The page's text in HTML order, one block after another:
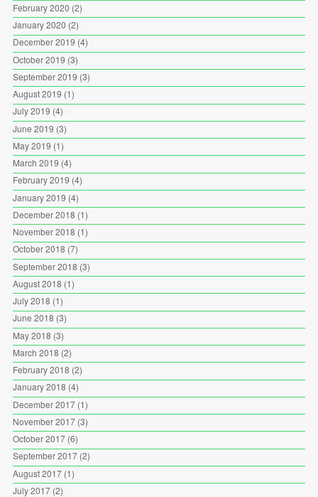
February 2020 (2)
January 2020 (2)
December 2019 (4)
October 2019 (3)
September 2019 (3)
August 2019 (1)
July 2019 (4)
June 2019 (3)
May 2019 (1)
March 2019 (4)
February 2019 (4)
January 2019 (4)
December 2018 (1)
November 2018 (1)
October 2018 (7)
September 2018 (3)
August 2018 (1)
July 2018 (1)
June 2018 (3)
May 2018 (3)
March 2018 (2)
February 2018 (2)
January 2018 (4)
December 2017(1)
November 2017(3)
October 2017(6)
September 2017(2)
August 2017(1)
July 2017(2)